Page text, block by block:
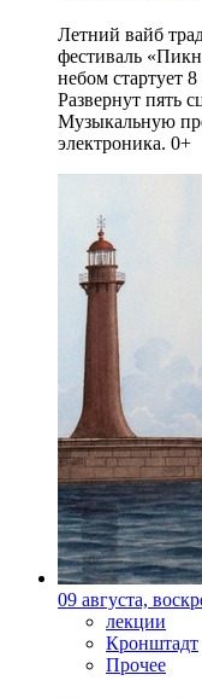
Летний вайб
фестиваль
небом стартует
Развернут пять
Музыкальную
электроника. 0+
09 августа,
лекции
Кронштадт
Прочее